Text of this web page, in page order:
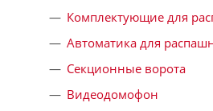
Комплектующие для
Автоматика для
Секционные ворота
Видеодомофон